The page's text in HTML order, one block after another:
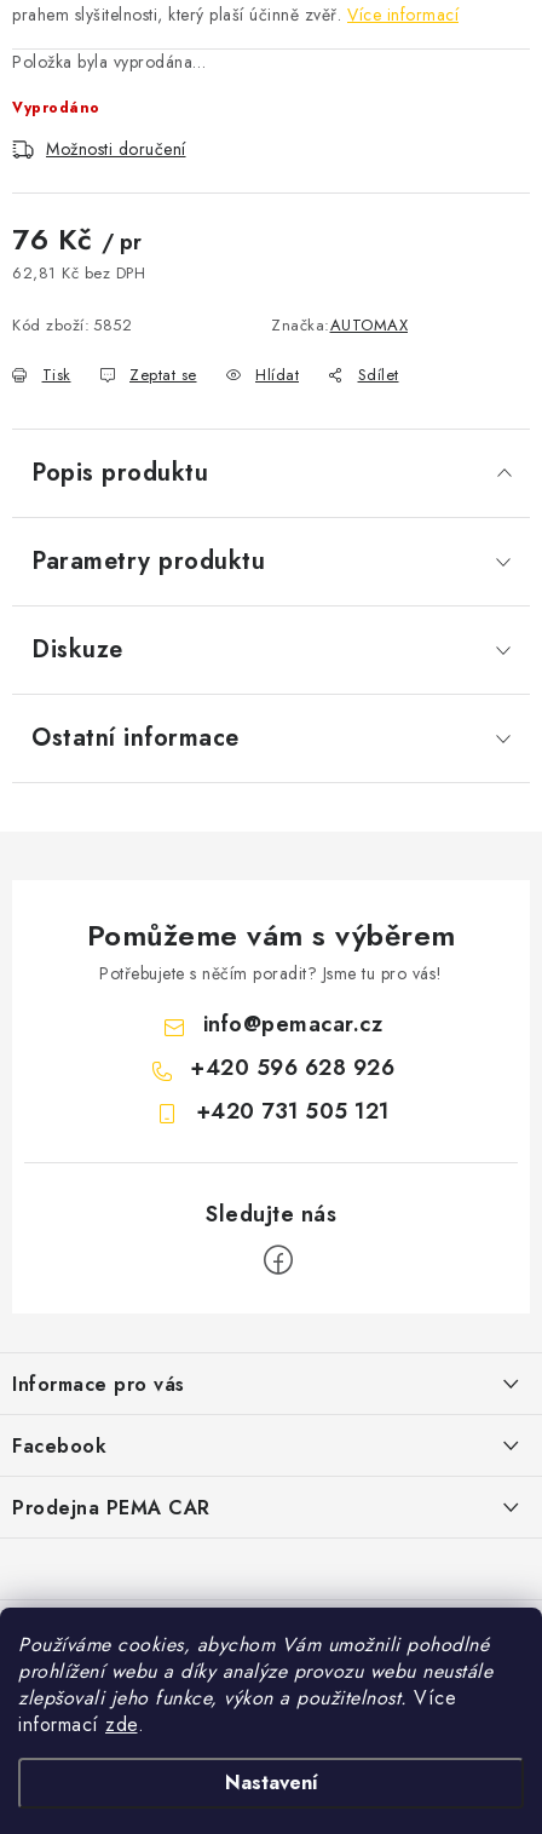
Používáme cookies, abychom Vám umožnili pohodlné
prohlížení webu a díky analýze provozu webu neustále
zlepšovali jeho funkce, výkon a použitelnost. Více
informací zde.
Nastavení
prahem slyšitelnosti, který plaší účinně zvěř. Více informací
Položka byla vyprodána…
Vyprodáno
Možnosti doručení
76 Kč / pr
62,81 Kč bez DPH
Kód zboží: 5852 Značka:AUTOMAX
Tisk Zeptat se Hlídat Sdílet
Popis produktu
Parametry produktu
Diskuze
Ostatní informace
Pomůžeme vám s výběrem
Potřebujete s něčím poradit? Jsme tu pro vás!
info@pemacar.cz
+420 596 628 926
+420 731 505 121
p
a
Informace pro vás
Reklamace
Zásady zpracování osobních údajů
Facebook
Prodejna PEMA CAR
702 00 Moravská Ostrava
Otevírací hodiny:
Po – Pá: 7:30 – 16:00
So – Ne: Zavřeno